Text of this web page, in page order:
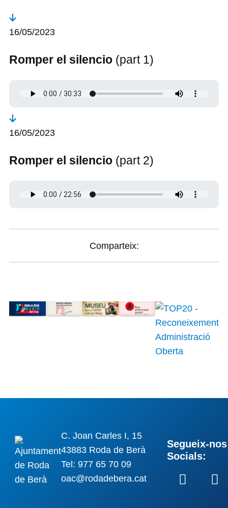
16/05/2023
Romper el silencio (part 1)
16/05/2023
Romper el silencio (part 2)
Comparteix:
C. Joan Carles I, 15
43883 Roda de Berà
Tel: 977 65 70 09
oac@rodadebera.cat
Segueix-
Socials: